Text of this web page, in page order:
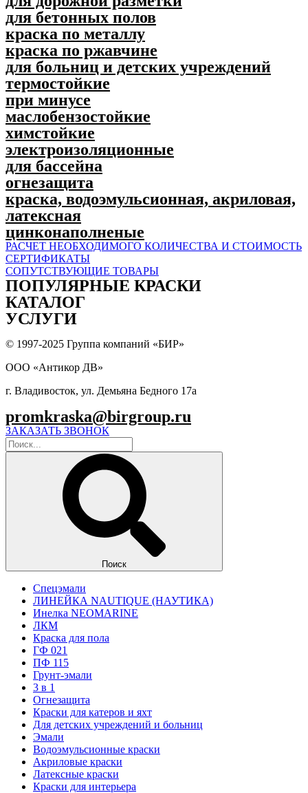
для бетонных полов
краска по металлу
краска по ржавчине
для больниц и детских учреждений
термостойкие
при минусе
маслобензостойкие
химстойкие
электроизоляционные
для бассейна
огнезащита
краска, водоэмульсионная, акриловая,
латексная
цинконаполненые
РАСЧЕТ НЕОБХОДИМОГО КОЛИЧЕСТВА И СТОИМОСТЬ
СЕРТИФИКАТЫ
СОПУТСТВУЮЩИЕ ТОВАРЫ
ПОПУЛЯPНЫЕ КРАСКИ
КАТАЛОГ
УСЛУГИ
© 1997-2025 Группа компаний «БИР»
ООО «Антикор ДВ»
г. Владивосток, ул. Демьяна Бедного 17а
promkraska@birgroup.ru
ЗАКАЗАТЬ ЗВОНОК
Поиск
Спецэмали
ЛИНЕЙКА NAUTIQUE (НАУТИКА)
Инелка NEOMARINE
ЛКМ
Краска для пола
ГФ 021
ПФ 115
Грунт-эмали
3 в 1
Огнезащита
Краски для катеров и яхт
Для детских учреждений и больниц
Эмали
Водоэмульсионные краски
Акриловые краски
Латексные краски
Краски для интерьера